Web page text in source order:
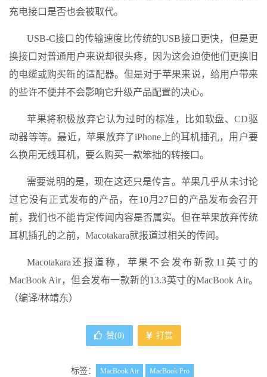
充电接口是否也会被取代。
USB-C接口的传输速度比传统的USB接口更快，但是更
换接口对普通用户来说却很头疼，因为这会迫使他们更换旧
的电缆或购买新的适配器。但是对于苹果来说，给用户带来
的些许不便并不会影响它升级产品配置的决心。
苹果将积极放弃它认为过时的标准，比如软盘、CD驱
动器等等。最近，苹果放弃了iPhone上的耳机插孔，用户要
么换用无线耳机，要么购买一款笨拙的转接口。
需要说明的是，现在这还只是传言。苹果几乎从未讨论
过它没有正式发布的产品，在10月27日的产品发布会召开
前，我们也不能肯定传闻内容是否属实。但在苹果放弃传统
耳机插孔的之前，Macotakara就报道过相关的传闻。
Macotakara还报道称，苹果不会发布新款11英寸的
MacBook Air，但会发布一款新的13.3英寸的MacBook Air。
（编译/林靖东）
赞(0) 打赏
标签： MacBook Air MacBook Pro